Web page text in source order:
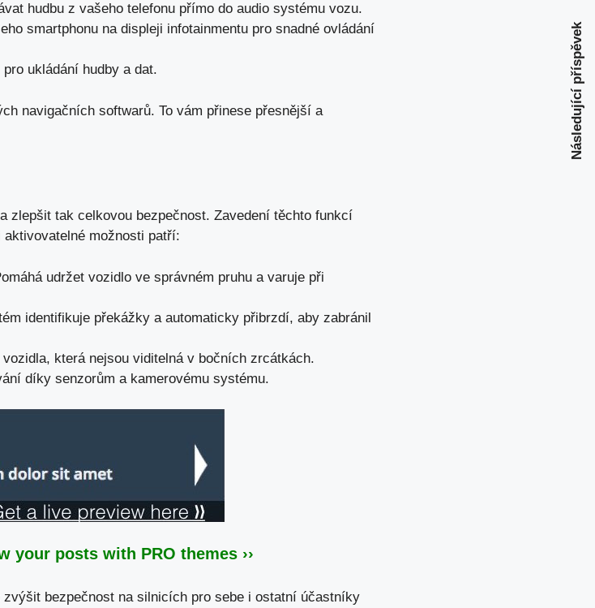
hudbu z vašeho telefonu přímo do audio systému vozu.
smartphonu na displeji infotainmentu pro snadné ovládání
ukládání hudby a dat.
navigačních softwarů. To vám přinese přesnější a
zlepšit tak celkovou bezpečnost. Zavedení těchto funkcí
možnosti patří:
udržet vozidlo ve správném pruhu a varuje při
identifikuje překážky a automaticky přibrzdí, aby zabránil
která nejsou viditelná v bočních zrcátkách.
díky senzorům a kamerovému systému.
your posts with PRO themes ››
bezpečnost na silnicích pro sebe i ostatní účastníky
Následující příspěvek